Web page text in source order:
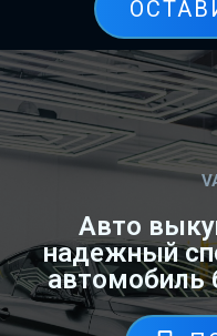
Авто
надежный
автомобиль